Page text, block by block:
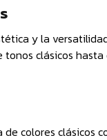
y la
clásicos
colores clásicos